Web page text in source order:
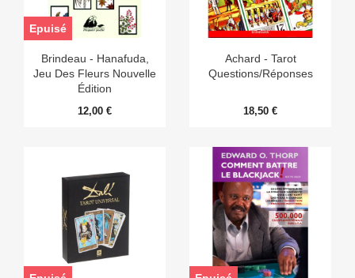
Brindeau - Hanafuda,
Jeu Des Fleurs Nouvelle
Édition
12,00 €
Epuisé
Achard - Tarot
Questions/réponses
18,50 €